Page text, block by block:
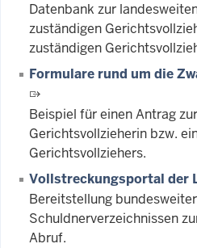
Datenbank zur
zuständigen
zuständigen
Formulare rund um die
Beispiel für einen Antrag
Gerichtsvollzieherin bzw.
Gerichtsvollziehers.
Vollstreckungsportal der
Bereitstellung
Schuldnerverzeichnissen
Abruf.